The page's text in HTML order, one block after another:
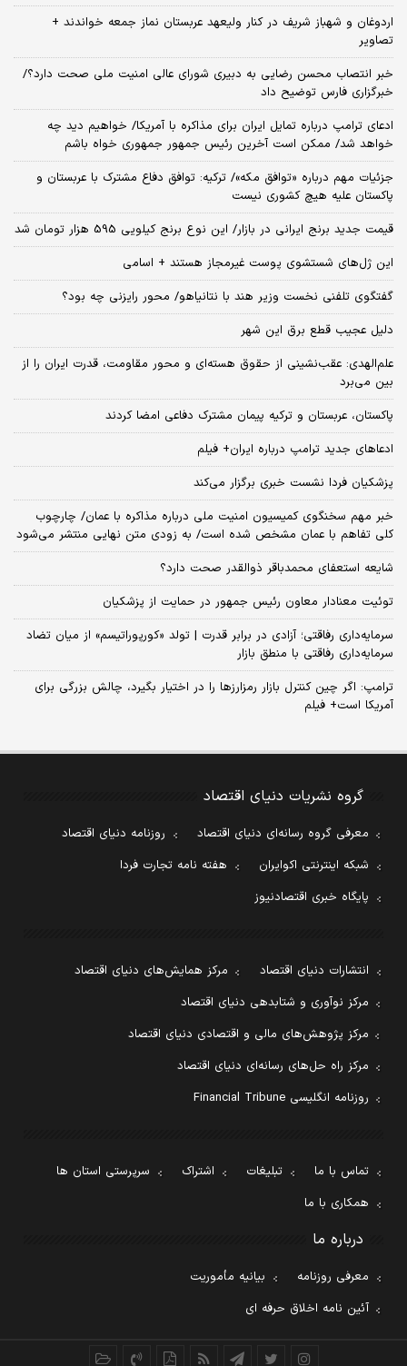
اردوغان و شهباز شریف در کنار ولیعهد عربستان نماز جمعه خواندند +
تصاویر
خبر انتصاب محسن رضایی به دبیری شورای عالی امنیت ملی صحت دارد؟/
خبرگزاری فارس توضیح داد
ادعای ترامپ درباره تمایل ایران برای مذاکره با آمریکا/ خواهیم دید چه
خواهد شد/ ممکن است آخرین رئیس‌ جمهور جمهوری خواه باشم
جزئیات مهم درباره «توافق مکه»/ ترکیه‌: توافق دفاع مشترک با عربستان و
پاکستان علیه هیچ کشوری نیست
قیمت جدید برنج ایرانی در بازار/ این نوع برنج کیلویی 595 هزار تومان شد
این ژل‌های شستشوی پوست غیرمجاز هستند + اسامی
گفتگوی تلفنی نخست وزیر هند با نتانیاهو/ محور رایزنی چه بود؟
دلیل عجیب قطع برق این شهر
علم‌الهدی: عقب‌نشینی از حقوق هسته‌ای و محور مقاومت، قدرت ایران را از
بین می‌برد
پاکستان، عربستان و ترکیه پیمان مشترک دفاعی امضا کردند
ادعاهای جدید ترامپ درباره ایران+ فیلم
پزشکیان فردا نشست خبری برگزار می‌کند
خبر مهم سخنگوی کمیسیون امنیت ملی درباره مذاکره با عمان/ چارچوب
کلی تفاهم با عمان مشخص شده است/ به زودی متن نهایی منتشر می‌شود
شایعه استعفای محمدباقر ذوالقدر صحت دارد؟
توئیت معنادار معاون رئیس جمهور در حمایت از پزشکیان
سرمایه‌داری رفاقتی؛ آزادی در برابر قدرت | تولد «کورپوراتیسم» از میان تضاد
سرمایه‌داری رفاقتی با منطق بازار
ترامپ: اگر چین کنترل بازار رمزارزها را در اختیار بگیرد، چالش بزرگی برای
آمریکا است+ فیلم
گروه نشریات دنیای اقتصاد
معرفی گروه رسانه‌ای دنیای اقتصاد
روزنامه دنیای اقتصاد
شبکه اینترنتی اکوایران
هفته نامه تجارت فردا
پایگاه خبری اقتصادنیوز
انتشارات دنیای اقتصاد
مرکز همایش‌های دنیای اقتصاد
مرکز نوآوری و شتابدهی دنیای اقتصاد
مرکز پژوهش‌های مالی و اقتصادی دنیای اقتصاد
مرکز راه حل‌های رسانه‌ای دنیای اقتصاد
روزنامه انگلیسی Financial Tribune
تماس با ما تبلیغات اشتراک
سرپرستی استان ها
همکاری با ما
درباره ما
معرفی روزنامه
بیانیه مأموریت
آئین نامه اخلاق حرفه ای